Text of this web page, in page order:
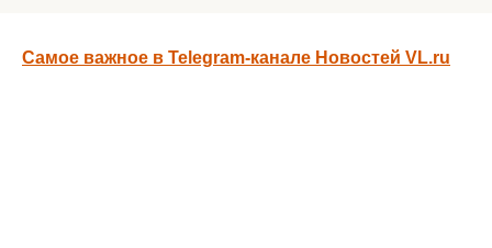
Самое важное в Telegram-канале Новостей VL.ru